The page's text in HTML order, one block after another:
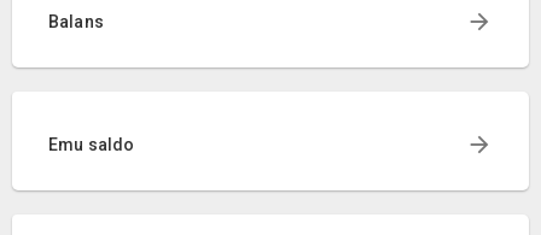
Balans
Emu saldo